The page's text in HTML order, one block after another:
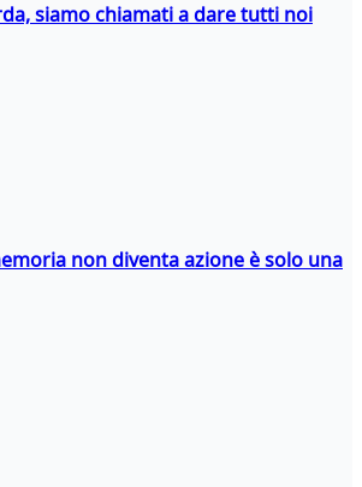
siamo chiamati a dare tutti noi
non diventa azione è solo una